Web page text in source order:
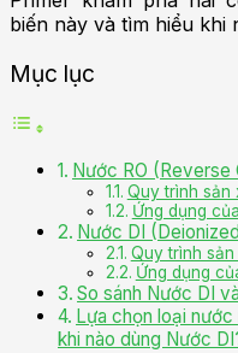
biến này và tìm hiểu khi
Mục lục
Nước RO (Reverse
Quy trình sản
Ứng dụng
Nước DI
Quy trình sản
Ứng dụng
So sánh Nước DI
Lựa chọn loại
khi nào dùng Nước